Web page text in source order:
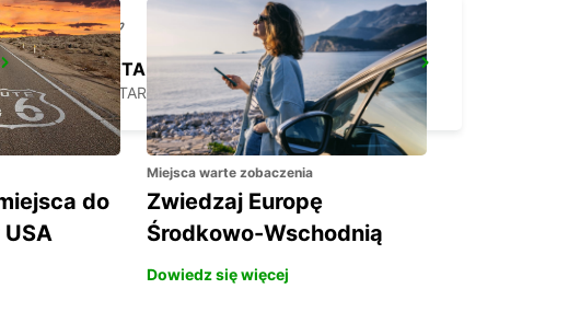
ONTARIO AIRPORT
ONTARIO - UNITED STATES OF AMERICA
do
Miejsca warte zobaczenia
Zwiedzaj Europę
Środkowo-Wschodnią
Dowiedz się więcej